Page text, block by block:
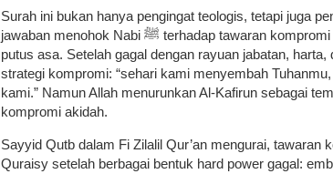
Surah ini bukan hanya pengingat teologis, tetapi juga
jawaban menohok Nabi ﷺ terhadap tawaran kompromi kaum Quraisy yang kala itu tengah
putus asa. Setelah gagal dengan rayuan jabatan,
strategi kompromi: “sehari kami menyembah
kami.” Namun Allah menurunkan Al-Kafirun sebagai
kompromi akidah.
Sayyid Qutb dalam Fi Zilalil Qur’an mengurai, tawaran
Quraisy setelah berbagai bentuk hard power gagal: